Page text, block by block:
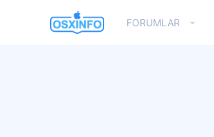
FORUMLAR